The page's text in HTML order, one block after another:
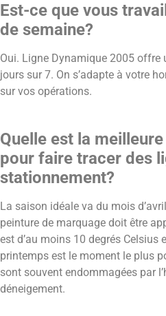
Est-ce que vous
de semaine?
Oui. Ligne Dynamique 2005 offre
jours sur 7. On s’adapte à votre
sur vos opérations.
Quelle est la
pour faire tracer des
stationnement?
La saison idéale va du mois
peinture de marquage doit être
est d’au moins 10 degrés Celsius
printemps est le moment le plus
sont souvent endommagées par
déneigement.